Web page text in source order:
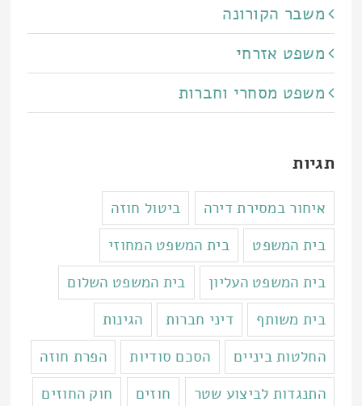
משבר הקורונה
משפט אזרחי
משפט מסחרי וחברות
תגיות
איחור במסירת דירה
ביטול חוזה
בית המשפט
בית המשפט המחוזי
בית המשפט העליון
בית המשפט השלום
בית משותף
דיני חברות
הגינות
החלטות ביניים
הסכם סודיות
הפרת חוזה
התנגדות לביצוע שטר
חוזים
חוק החוזים